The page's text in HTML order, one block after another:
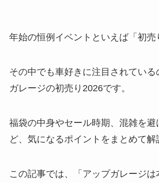
年始の恒例イベントといえば「初売
その中でも車好きに注目されている
ガレージの初売り2026です。
福袋の中身やセール時期、混雑を避
ど、気になるポイントをまとめて解
この記事では、「アップガレージは